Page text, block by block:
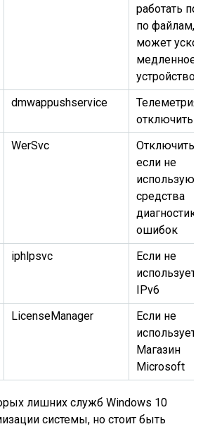
работать
по файлам,
может
медленное
устройство
dmwappushservice
Телеметрия
отключить
WerSvc
Отключить,
если не
средства
диагностики
ошибок
iphlpsvc
Если не
IPv6
LicenseManager
Если не
используете
Магазин
Microsoft
лишних служб Windows 10
системы, но стоит быть